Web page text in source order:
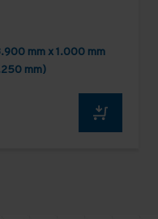
mm x 1.000 mm
mm)